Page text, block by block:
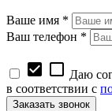
Ваше имя *
Ваш телефон *
check_box check_box_outline_blank Даю
в соответствии с